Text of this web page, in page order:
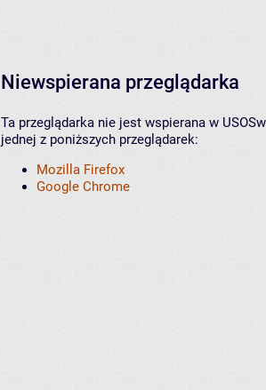
Niewspierana przeglądarka
Ta przeglądarka nie jest wspierana w
jednej z poniższych przeglądarek:
Mozilla Firefox
Google Chrome